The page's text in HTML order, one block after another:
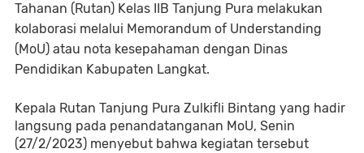
Tahanan (Rutan) Kelas IIB Tanjung Pura melakukan
kolaborasi melalui Memorandum of Understanding
(MoU) atau nota kesepahaman dengan Dinas
Pendidikan Kabupaten Langkat.
Kepala Rutan Tanjung Pura Zulkifli Bintang yang hadir
langsung pada penandatanganan MoU, Senin
(27/2/2023) menyebut bahwa kegiatan tersebut